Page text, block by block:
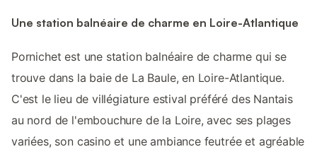
Une station balnéaire de charme en Loire-Atlantique
Pornichet est une station balnéaire de charme qui se
trouve dans la baie de La Baule, en Loire-Atlantique.
C'est le lieu de villégiature estival préféré des Nantais
au nord de l'embouchure de la Loire, avec ses plages
variées, son casino et une ambiance feutrée et agréable